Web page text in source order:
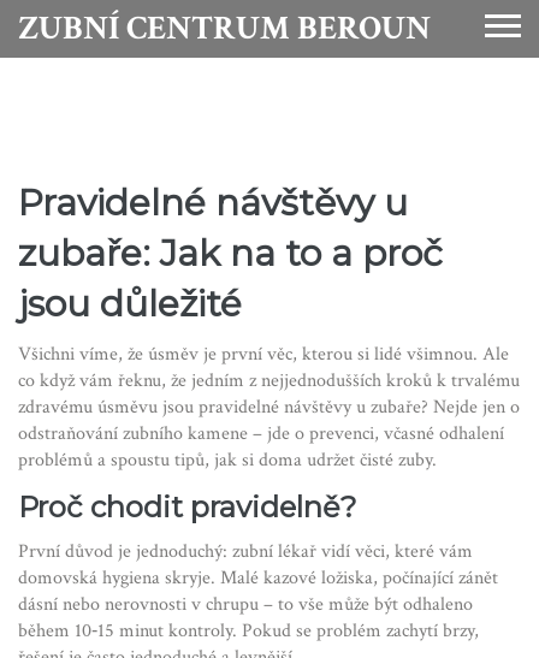
ZUBNÍ CENTRUM BEROUN
Pravidelné návštěvy u
zubaře: Jak na to a proč
jsou důležité
Všichni víme, že úsměv je první věc, kterou si lidé všimnou. Ale
co když vám řeknu, že jedním z nejjednodušších kroků k trvalému
zdravému úsměvu jsou pravidelné návštěvy u zubaře? Nejde jen o
odstraňování zubního kamene – jde o prevenci, včasné odhalení
problémů a spoustu tipů, jak si doma udržet čisté zuby.
Proč chodit pravidelně?
První důvod je jednoduchý: zubní lékař vidí věci, které vám
domovská hygiena skryje. Malé kazové ložiska, počínající zánět
dásní nebo nerovnosti v chrupu – to vše může být odhaleno
během 10‑15 minut kontroly. Pokud se problém zachytí brzy,